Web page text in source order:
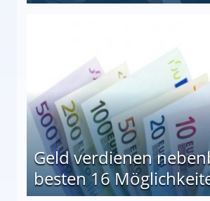
Geld verdienen
besten 16